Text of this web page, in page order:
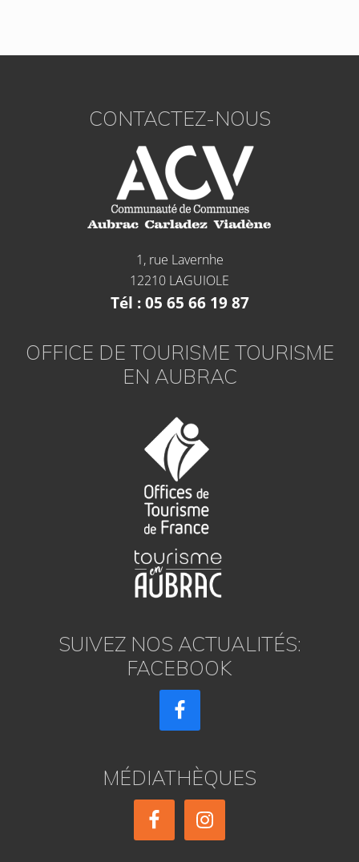
CONTACTEZ-NOUS
1, rue Lavernhe
12210 LAGUIOLE
Tél : 05 65 66 19 87
OFFICE DE TOURISME TOURISME
EN AUBRAC
SUIVEZ NOS ACTUALITÉS:
FACEBOOK
MÉDIATHÈQUES